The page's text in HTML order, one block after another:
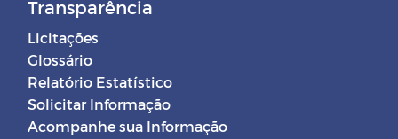
Transparência
Licitações
Glossário
Relatório Estatístico
Solicitar Informação
Acompanhe sua Informação